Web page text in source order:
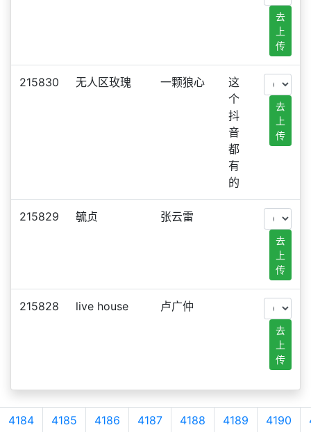
去
上
传
215830 无人区玫瑰 一颗狼心
这
个
抖
音
都
有
的
去
上
传
215829 毓贞 张云雷
去
上
传
215828 live house 卢广仲
去
上
传
4184 4185 4186 4187 4188 4189 4190